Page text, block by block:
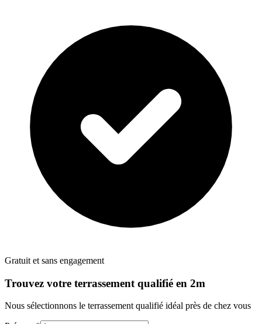
Gratuit et sans engagement
Trouvez votre terrassement qualifié en 2m
Nous sélectionnons le terrassement qualifié idéal près de chez vous